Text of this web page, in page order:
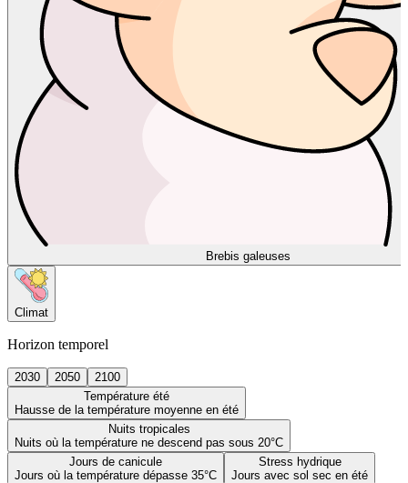
Brebis galeuses
Climat
Horizon temporel
2030 2050
2100
Température été
Hausse de la température moyenne en été
Nuits tropicales
Nuits où la température ne descend pas sous 20°C
Jours de canicule
Jours où la température dépasse 35°C
Stress hydrique
Jours avec sol sec en été